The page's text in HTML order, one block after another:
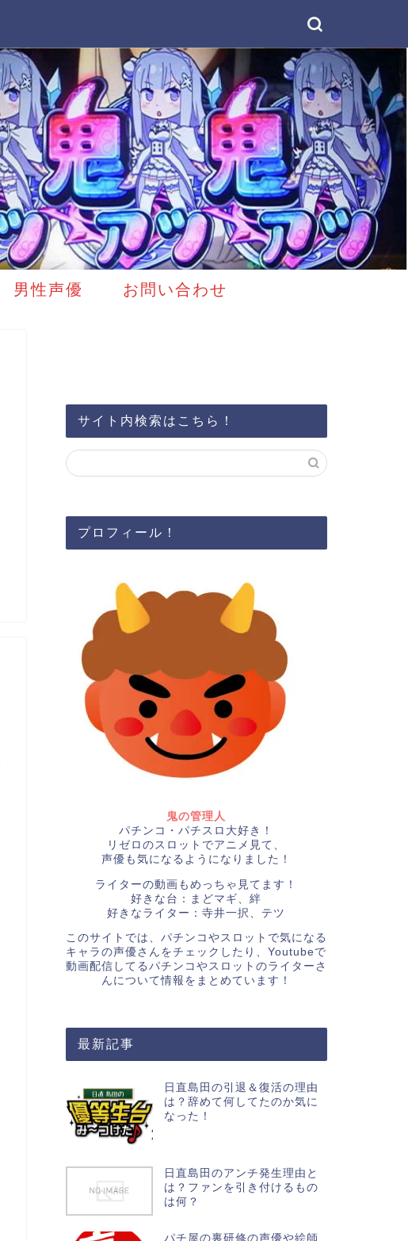
男性声優 お問い合わせ
サイト内検索はこちら！
プロフィール！
鬼の管理人
パチンコ・パチスロ大好き！
リゼロのスロットでアニメ見て、
声優も気になるようになりました！
ライターの動画もめっちゃ見てます！
好きな台：まどマギ、絆
好きなライター：寺井一択、テツ
このサイトでは、パチンコやスロットで気になる
キャラの声優さんをチェックしたり、Youtubeで
動画配信してるパチンコやスロットのライターさ
んについて情報をまとめています！
最新記事
日直島田の引退＆復活の理由
は？辞めて何してたのか気に
なった！
日直島田のアンチ発生理由と
は？ファンを引き付けるもの
は何？
パチ屋の裏研修の声優や絵師